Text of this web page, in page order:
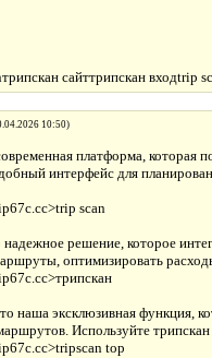
сайттрипскан входtrip
10:50)
платформа, которая
интерфейс для
scan
решение, которое
оптимизировать
наша эксклюзивная функция,
Используйте
top